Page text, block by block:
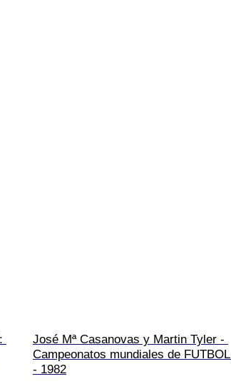
José Mª Casanovas y Martin Tyler -
Campeonatos mundiales de FUTBOL
- 1982